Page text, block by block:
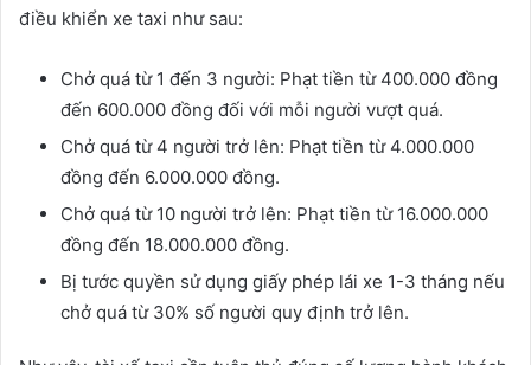
điều khiển xe taxi như sau:
Chở quá từ 1 đến 3 người: Phạt tiền từ 400.000 đồng
đến 600.000 đồng đối với mỗi người vượt quá.
Chở quá từ 4 người trở lên: Phạt tiền từ 4.000.000
đồng đến 6.000.000 đồng.
Chở quá từ 10 người trở lên: Phạt tiền từ 16.000.000
đồng đến 18.000.000 đồng.
Bị tước quyền sử dụng giấy phép lái xe 1-3 tháng nếu
chở quá từ 30% số người quy định trở lên.